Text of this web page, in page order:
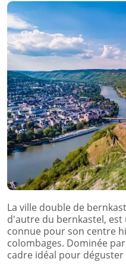
La ville double de
d'autre du bernkastel,
connue pour son centre
colombages. Dominée
cadre idéal pour